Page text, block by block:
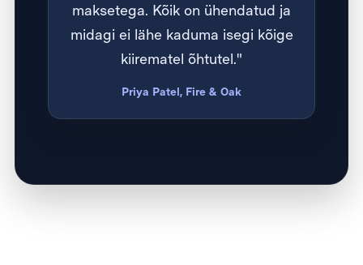
maksetega. Kõik on ühendatud ja
midagi ei lähe kaduma isegi kõige
kiirematel õhtutel."
Priya Patel, Fire & Oak